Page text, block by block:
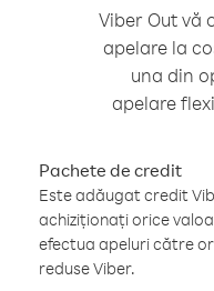
Viber Out vă
apelare la
una din
apelare
Pachete de credit
Este adăugat credit
achiziționați orice
efectua apeluri către
reduse Viber.